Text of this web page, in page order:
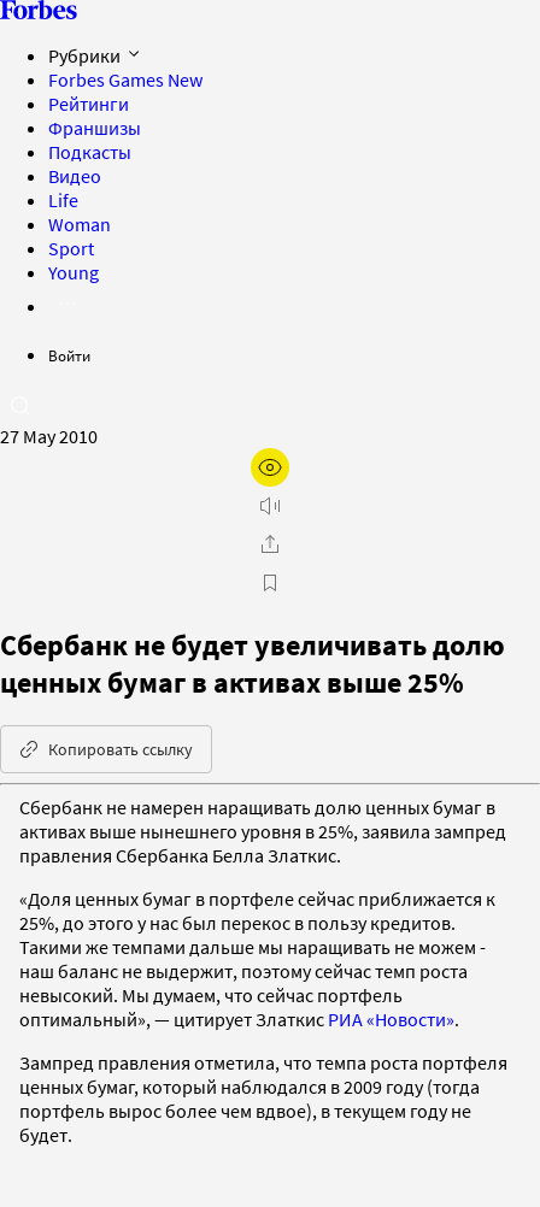
Рубрики
Forbes Games New
Рейтинги
Франшизы
Подкасты
Видео
Life
Woman
Sport
Young
Войти
27 May 2010
Сбербанк не будет увеличивать долю
ценных бумаг в активах выше 25%
Копировать ссылку
Сбербанк не намерен наращивать долю ценных бумаг в
активах выше нынешнего уровня в 25%, заявила зампред
правления Сбербанка Белла Златкис.
«Доля ценных бумаг в портфеле сейчас приближается к
25%, до этого у нас был перекос в пользу кредитов.
Такими же темпами дальше мы наращивать не можем -
наш баланс не выдержит, поэтому сейчас темп роста
невысокий. Мы думаем, что сейчас портфель
оптимальный», — цитирует Златкис РИА «Новости».
Зампред правления отметила, что темпа роста портфеля
ценных бумаг, который наблюдался в 2009 году (тогда
портфель вырос более чем вдвое), в текущем году не
будет.